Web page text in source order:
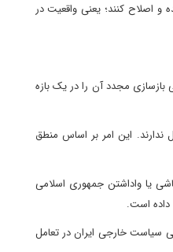
و اصلاح کنند؛ یعنی واقعیت در
بازسازی مجدد آن را در یک بازه
این امر بر اساس منطق
یا واداشتن جمهوری اسلامی
داده است.
سیاست خارجی ایران در تعامل